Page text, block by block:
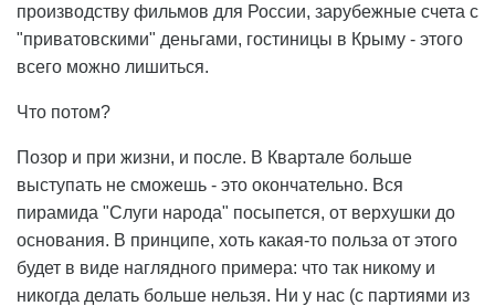
производству фильмов для России, зарубежные счета с
"приватовскими" деньгами, гостиницы в Крыму - этого
всего можно лишиться.
Что потом?
Позор и при жизни, и после. В Квартале больше
выступать не сможешь - это окончательно. Вся
пирамида "Слуги народа" посыпется, от верхушки до
основания. В принципе, хоть какая-то польза от этого
будет в виде наглядного примера: что так никому и
никогда делать больше нельзя. Ни у нас (с партиями из